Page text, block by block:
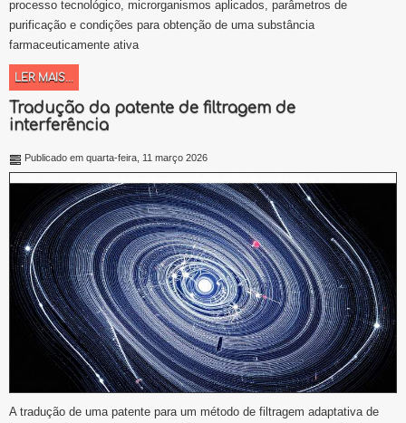
processo tecnológico, microrganismos aplicados, parâmetros de
purificação e condições para obtenção de uma substância
farmaceuticamente ativa
LER MAIS...
Tradução da patente de filtragem de
interferência
Publicado em quarta-feira, 11 março 2026
A tradução de uma patente para um método de filtragem adaptativa de